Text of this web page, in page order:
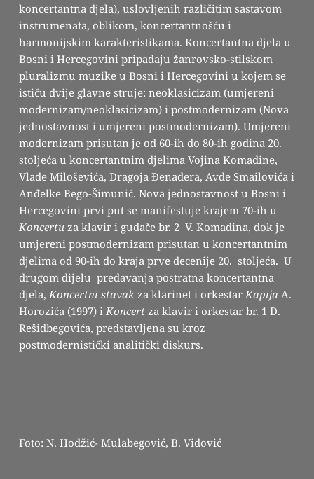
koncertantna djela), uslovljenih različitim sastavom
instrumenata, oblikom, koncertantnošću i
harmonijskim karakteristikama. Koncertantna djela u
Bosni i Hercegovini pripadaju žanrovsko-stilskom
pluralizmu muzike u Bosni i Hercegovini u kojem se
ističu dvije glavne struje: neoklasicizam (umjereni
modernizam/neoklasicizam) i postmodernizam (Nova
jednostavnost i umjereni postmodernizam). Umjereni
modernizam prisutan je od 60-ih do 80-ih godina 20.
stoljeća u koncertantnim djelima Vojina Komadine,
Vlade Miloševića, Dragoja Đenadera, Avde Smailovića i
Anđelke Bego-Šimunić. Nova jednostavnost u Bosni i
Hercegovini prvi put se manifestuje krajem 70-ih u
Koncertu za klavir i gudače br. 2 V. Komadina, dok je
umjereni postmodernizam prisutan u koncertantnim
djelima od 90-ih do kraja prve decenije 20. stoljeća. U
drugom dijelu predavanja postratna koncertantna
djela, Koncertni stavak za klarinet i orkestar Kapija A.
Horozića (1997) i Koncert za klavir i orkestar br. 1 D.
Rešidbegovića, predstavljena su kroz
postmodernistički analitički diskurs.
Foto: N. Hodžić- Mulabegović, B. Vidović